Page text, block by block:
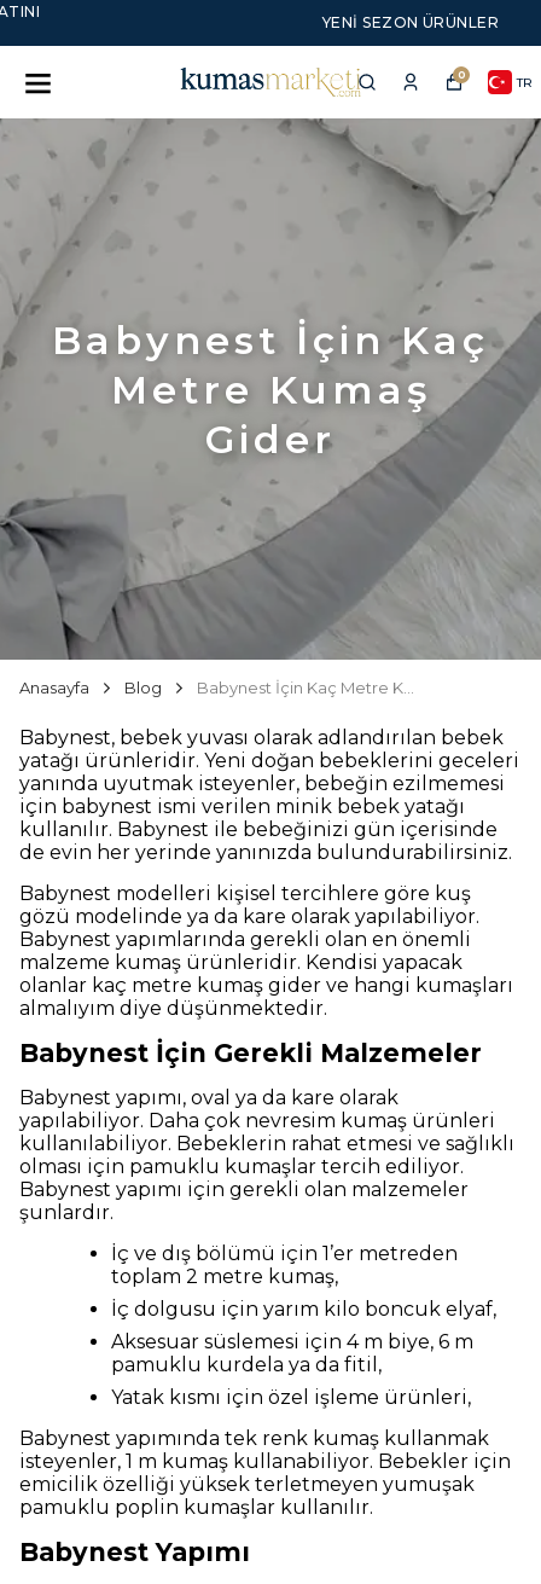
YENI SEZON ÜRÜNLER
0 TR
Babynest İçin Kaç
Metre Kumaş
Gider
Anasayfa Blog
Babynest, bebek yuvası olarak adlandırılan bebek
yatağı ürünleridir. Yeni doğan bebeklerini geceleri
yanında uyutmak isteyenler, bebeğin ezilmemesi
için babynest ismi verilen minik bebek yatağı
kullanılır. Babynest ile bebeğinizi gün içerisinde
de evin her yerinde yanınızda bulundurabilirsiniz.
Babynest modelleri kişisel tercihlere göre kuş
gözü modelinde ya da kare olarak yapılabiliyor.
Babynest yapımlarında gerekli olan en önemli
malzeme kumaş ürünleridir. Kendisi yapacak
olanlar kaç metre kumaş gider ve hangi kumaşları
almalıyım diye düşünmektedir.
Babynest İçin Gerekli Malzemeler
Babynest yapımı, oval ya da kare olarak
yapılabiliyor. Daha çok nevresim kumaş ürünleri
kullanılabiliyor. Bebeklerin rahat etmesi ve sağlıklı
olması için pamuklu kumaşlar tercih ediliyor.
Babynest yapımı için gerekli olan malzemeler
şunlardır.
İç ve dış bölümü için 1’er metreden
toplam 2 metre kumaş,
İç dolgusu için yarım kilo boncuk elyaf,
Aksesuar süslemesi için 4 m biye, 6 m
pamuklu kurdela ya da fitil,
Yatak kısmı için özel işleme ürünleri,
Babynest yapımında tek renk kumaş kullanmak
isteyenler, 1 m kumaş kullanabiliyor. Bebekler için
emicilik özelliği yüksek terletmeyen yumuşak
pamuklu poplin kumaşlar kullanılır.
Babynest Yapımı